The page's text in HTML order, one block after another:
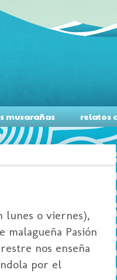
musarañas relatos
lunes o viernes),
malagueña Pasión
nos enseña
por el